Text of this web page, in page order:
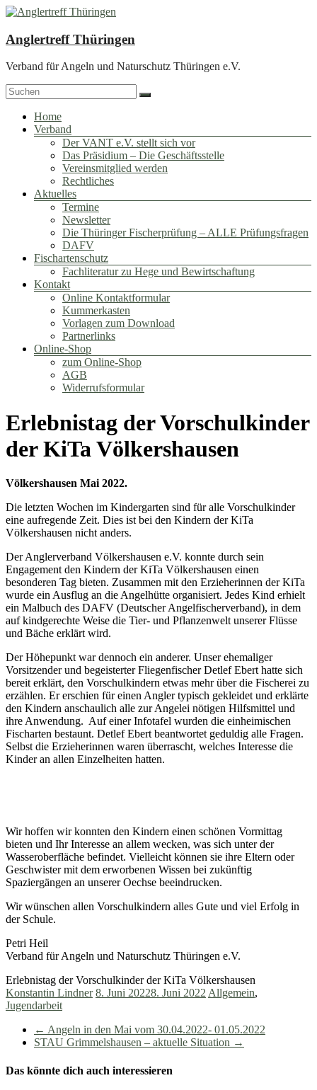
Zum
springen
Anglertreff Thüringen
Verband für Angeln und Naturschutz Thüringen e.V.
Menü
Home
Verband
Der VANT e.V. stellt sich vor
Das Präsidium – Die Geschäftsstelle
Vereinsmitglied werden
Rechtliches
Aktuelles
Termine
Newsletter
Die Thüringer Fischerprüfung – ALLE Prüfungsfragen
DAFV
Fischartenschutz
Fachliteratur zu Hege und Bewirtschaftung
Kontakt
Online Kontaktformular
Kummerkasten
Vorlagen zum Download
Partnerlinks
Online-Shop
zum Online-Shop
AGB
Widerrufsformular
Erlebnistag der Vorschulkinder
der KiTa Völkershausen
Völkershausen Mai 2022.
Die letzten Wochen im Kindergarten sind für alle Vorschulkinder
eine aufregende Zeit. Dies ist bei den Kindern der KiTa
Völkershausen nicht anders.
Der Anglerverband Völkershausen e.V. konnte durch sein
Engagement den Kindern der KiTa Völkershausen einen
besonderen Tag bieten. Zusammen mit den Erzieherinnen der KiTa
wurde ein Ausflug an die Angelhütte organisiert. Jedes Kind erhielt
ein Malbuch des DAFV (Deutscher Angelfischerverband), in dem
auf kindgerechte Weise die Tier- und Pflanzenwelt unserer Flüsse
und Bäche erklärt wird.
Der Höhepunkt war dennoch ein anderer. Unser ehemaliger
Vorsitzender und begeisterter Fliegenfischer Detlef Ebert hatte sich
bereit erklärt, den Vorschulkindern etwas mehr über die Fischerei zu
erzählen. Er erschien für einen Angler typisch gekleidet und erklärte
den Kindern anschaulich alle zur Angelei nötigen Hilfsmittel und
ihre Anwendung. Auf einer Infotafel wurden die einheimischen
Fischarten bestaunt. Detlef Ebert beantwortet geduldig alle Fragen.
Selbst die Erzieherinnen waren überrascht, welches Interesse die
Kinder an allen Einzelheiten hatten.
Wir hoffen wir konnten den Kindern einen schönen Vormittag
bieten und Ihr Interesse an allem wecken, was sich unter der
Wasseroberfläche befindet. Vielleicht können sie ihre Eltern oder
Geschwister mit dem erworbenen Wissen bei zukünftig
Spaziergängen an unserer Oechse beeindrucken.
Wir wünschen allen Vorschulkindern alles Gute und viel Erfolg in
der Schule.
Petri Heil
Verband für Angeln und Naturschutz Thüringen e.V.
Erlebnistag der Vorschulkinder der KiTa Völkershausen
Konstantin Lindner 8. Juni 20228. Juni 2022 Allgemein,
Jugendarbeit
← Angeln in den Mai vom 30.04.2022- 01.05.2022
STAU Grimmelshausen – aktuelle Situation →
Das könnte dich auch interessieren